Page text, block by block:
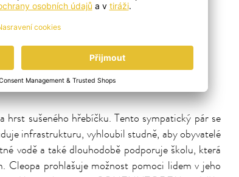
hrst sušeného hřebíčku. Tento sympatický pár se
infrastrukturu, vyhloubil studně, aby obyvatelé
vodě a také dlouhodobě podporuje školu, která
Cleopa prohlašuje možnost pomoci lidem v jeho